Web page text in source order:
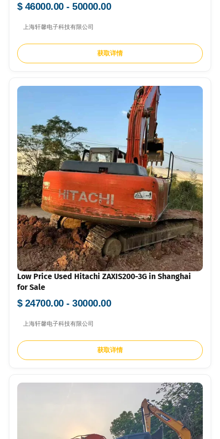
$ 46000.00 - 50000.00
上海轩馨电子科技有限公司
获取详情
Low Price Used Hitachi ZAXIS200-3G in Shanghai
for Sale
$ 24700.00 - 30000.00
上海轩馨电子科技有限公司
获取详情